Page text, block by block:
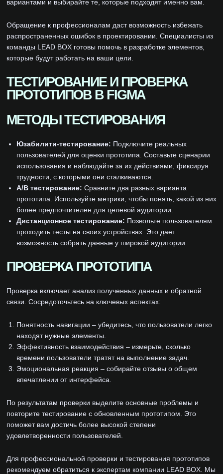
вариантами и выбирайте те, которые подходят именно вам.
Обращение к профессионалам даст возможность избежать
распространенных ошибок в проектировании. Специалисты из
команды LEAD BOX готовы помочь в разработке элементов,
которые будут работать на ваши цели.
ТЕСТИРОВАНИЕ И ПРОВЕРКА
ПРОТОТИПОВ В FIGMA
МЕТОДЫ ТЕСТИРОВАНИЯ
Юзабилити-тестирование: Подключите реальных
пользователей для оценки прототипа. Составьте сценарии
использования и наблюдайте за их действиями, фиксируя
трудности, с которыми они сталкиваются.
А/B тестирование: Сравните два разных варианта
прототипа. Используйте метрики, чтобы понять, какой из них
более предпочтителен для целевой аудитории.
Дистанционное тестирование: Позвольте пользователям
проходить тесты на своих устройствах. Это дает
возможность собрать данные у широкой аудитории.
ПРОВЕРКА ПРОТОТИПА
Проверка включает анализ полученных данных и обратной
связи. Сосредоточьтесь на ключевых аспектах:
Понятность навигации – убедитесь, что пользователи легко
находят нужные элементы.
Эффективность взаимодействия – измерьте, сколько
времени пользователи тратят на выполнение задач.
Эмоциональная реакция – собирайте отзывы о общем
впечатлении от интерфейса.
По результатам проверки выделите основные проблемы и
повторите тестирование с обновленным прототипом. Это
поможет вам достичь более высокой степени
удовлетворенности пользователей.
Для профессиональной проверки и тестирования прототипов
рекомендуем обратиться к экспертам компании LEAD BOX. Мы